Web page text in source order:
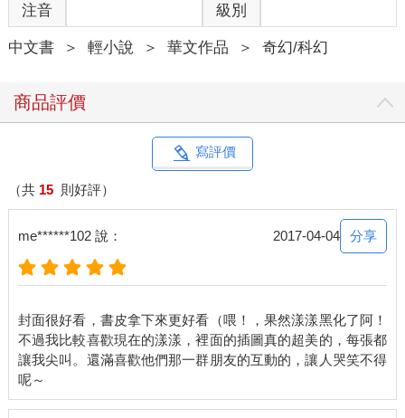
……我的人生好像都在不知不覺中升級，這樣到底是好還是壞？
衛兵走過來，仔細檢查我手上的通行證明，接著朝後方一揮手，
「是真的，另外附加了紫袍的保證。」
天華樹什麼時候在上面掛保證了？
我有點狐疑地看著霹靂彈，有點害怕被這些袍級保證過的東西。
「如果你們是正常商隊，為什麼會和海盜在一起？」確認過證明
真偽後，衛兵再次詢問。「我們收到的舉報是你們這行人鬼鬼祟
祟地在街道中亂竄，還找上了海盜，讓人覺得你們正在計畫不好
的事。」
「我們想打聽一些消息，在街道上隨意挑一名情報販賣者，而且
那位並非海盜。」哈維恩跳下駱駝，走到我和衛兵之間，開始發
揮他原本的功用，「那是一位冒險團團長，你們的舉報出了問
真是令人吃驚。讓人感到綠海灣似乎也不是那麼嚴謹，這一點我
們將列入我們商隊中評估，如果未來綠海灣都是這麼不明道理，
恐怕得好好考慮在這裡行商的事情了。」
「唔……」衛兵稍微思考了下，大概是覺得名聲受損不太好，便
退讓了，「關於身分問題，我們會持續追查，驚擾幾位算是我們
注音 級別
中文書 ＞ 輕小說 ＞ 華文作品 ＞ 奇幻/科幻
商品評價
寫評價
（共 15 則好評）
me******102 說： 2017-04-04 分享
封面很好看，書皮拿下來更好看（喂！，果然漾漾黑化了阿！
不過我比較喜歡現在的漾漾，裡面的插圖真的超美的，每張都
讓我尖叫。還滿喜歡他們那一群朋友的互動的，讓人哭笑不得